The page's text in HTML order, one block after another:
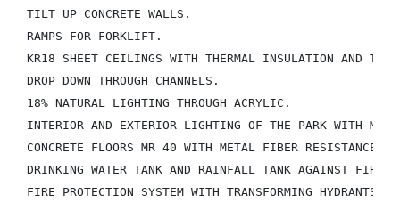
TILT UP CONCRETE WALLS.
RAMPS FOR FORKLIFT.
KR18 SHEET CEILINGS WITH THERMAL INSULATION AND
DROP DOWN THROUGH CHANNELS.
18% NATURAL LIGHTING THROUGH ACRYLIC.
INTERIOR AND EXTERIOR LIGHTING OF THE PARK WITH
CONCRETE FLOORS MR 40 WITH METAL FIBER RESISTANCE
DRINKING WATER TANK AND RAINFALL TANK AGAINST FIRE.
FIRE PROTECTION SYSTEM WITH TRANSFORMING HYDRANTS